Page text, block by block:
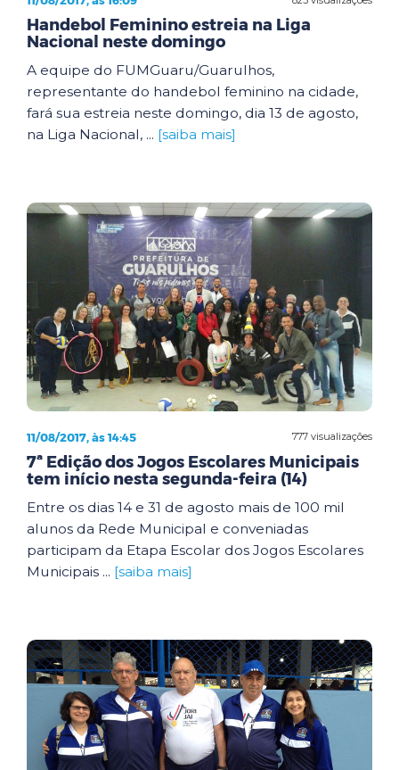
Handebol Feminino estreia na Liga
Nacional neste domingo
A equipe do FUMGuaru/Guarulhos,
representante do handebol feminino na cidade,
fará sua estreia neste domingo, dia 13 de agosto,
na Liga Nacional, ... [saiba mais]
777 visualizações
11/08/2017, às 14:45
7ª Edição dos Jogos Escolares Municipais
tem início nesta segunda-feira (14)
Entre os dias 14 e 31 de agosto mais de 100 mil
alunos da Rede Municipal e conveniadas
participam da Etapa Escolar dos Jogos Escolares
Municipais ... [saiba mais]